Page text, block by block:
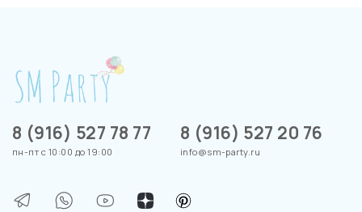
8 (916) 527 78 77
пн-пт с 10:00 до 19:00
8 (916) 527 20 76
info@sm-party.ru